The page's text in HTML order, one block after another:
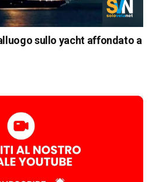
sullo yacht affondato a